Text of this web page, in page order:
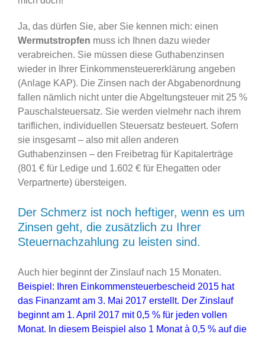
Ja, das dürfen Sie, aber Sie kennen mich: einen
Wermutstropfen muss ich Ihnen dazu wieder
verabreichen. Sie müssen diese Guthabenzinsen
wieder in Ihrer Einkommensteuererklärung angeben
(Anlage KAP). Die Zinsen nach der Abgabenordnung
fallen nämlich nicht unter die Abgeltungsteuer mit 25 %
Pauschalsteuersatz. Sie werden vielmehr nach ihrem
tariflichen, individuellen Steuersatz besteuert. Sofern
sie insgesamt – also mit allen anderen
Guthabenzinsen – den Freibetrag für Kapitalerträge
(801 € für Ledige und 1.602 € für Ehegatten oder
Verpartnerte) übersteigen.
Der Schmerz ist noch heftiger, wenn es um
Zinsen geht, die zusätzlich zu Ihrer
Steuernachzahlung zu leisten sind.
Auch hier beginnt der Zinslauf nach 15 Monaten.
Beispiel: Ihren Einkommensteuerbescheid 2015 hat
das Finanzamt am 3. Mai 2017 erstellt. Der Zinslauf
beginnt am 1. April 2017 mit 0,5 % für jeden vollen
Monat. In diesem Beispiel also 1 Monat à 0,5 % auf die